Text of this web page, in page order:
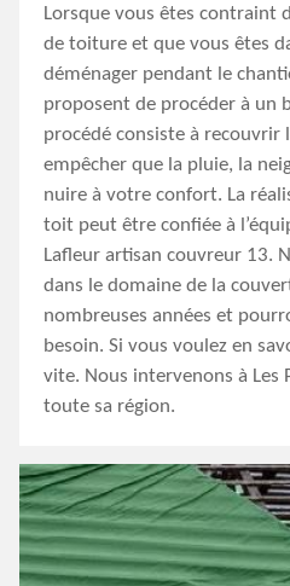
Lorsque vous êtes contraint
de toiture et que vous êtes
déménager pendant le
proposent de procéder à un
procédé consiste à recouvrir
empêcher que la pluie, la
nuire à votre confort. La
toit peut être confiée à
Lafleur artisan couvreur 13.
dans le domaine de la
nombreuses années et
besoin. Si vous voulez en
vite. Nous intervenons à Les
toute sa région.